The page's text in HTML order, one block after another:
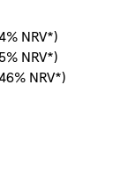
NRV*)
NRV*)
NRV*)